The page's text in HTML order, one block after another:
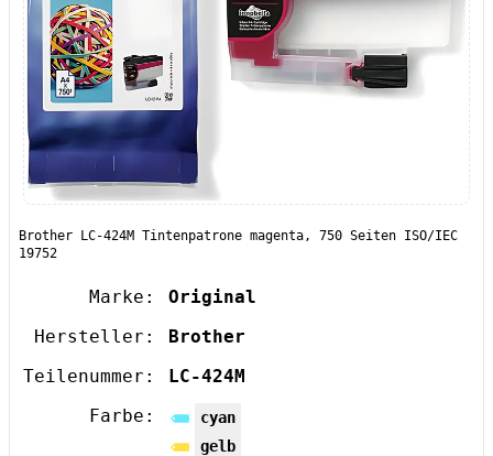
Brother LC-424M Tintenpatrone magenta, 750 Seiten ISO/IEC
19752
Marke:
Original
Hersteller:
Brother
Teilenummer:
LC-424M
Farbe:
cyan
gelb